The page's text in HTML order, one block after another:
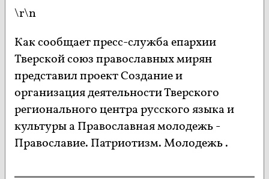
\r\n
Как сообщает пресс-служба епархии
Тверской союз православных мирян
представил проект Создание и
организация деятельности Тверского
регионального центра русского языка и
культуры а Православная молодежь -
Православие. Патриотизм. Молодежь .